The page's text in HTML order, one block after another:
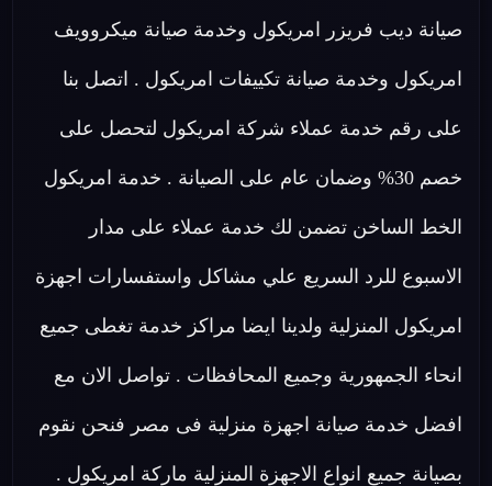
صيانة ديب فريزر امريكول وخدمة صيانة ميكروويف
امريكول وخدمة صيانة تكييفات امريكول . اتصل بنا
على رقم خدمة عملاء شركة امريكول لتحصل على
خصم 30% وضمان عام على الصيانة . خدمة امريكول
الخط الساخن تضمن لك خدمة عملاء على مدار
الاسبوع للرد السريع علي مشاكل واستفسارات اجهزة
امريكول المنزلية ولدينا ايضا مراكز خدمة تغطى جميع
انحاء الجمهورية وجميع المحافظات . تواصل الان مع
افضل خدمة صيانة اجهزة منزلية فى مصر فنحن نقوم
بصيانة جميع انواع الاجهزة المنزلية ماركة امريكول .